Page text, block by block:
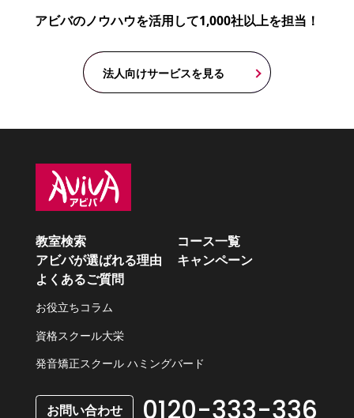
アビバのノウハウを活用して1,000社以上を担当！
法人向けサービスを見る
教室検索
コース一覧
アビバが選ばれる理由
キャンペーン
よくあるご質問
お役立ちコラム
資格スクール大栄
発音矯正スクール ハミングバード
お問い合わせ 0120-333-336